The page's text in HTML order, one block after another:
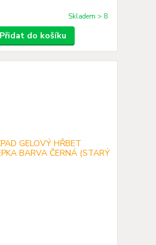
Skladem > 8
Přidat do košíku